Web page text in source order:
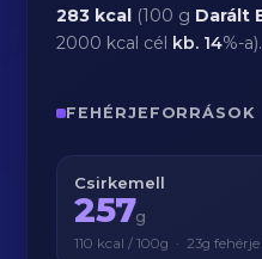
283 kcal (100 g Darált
2000 kcal cél kb. 14%-a).
FEHÉRJEFORRÁSOK
Csirkemell
257g
110 kcal / 100g · 23g